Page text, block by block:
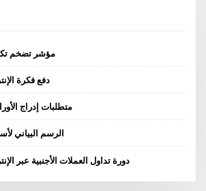
مؤشر تضخم
دفع فكرة
متطلبات إدراج
الرسم البياني
دورة تداول العملات الأجنبية عبر